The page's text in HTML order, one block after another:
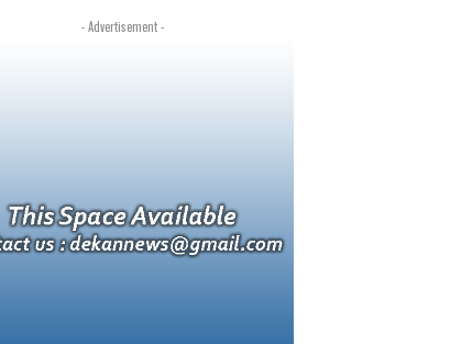
- Advertisement -